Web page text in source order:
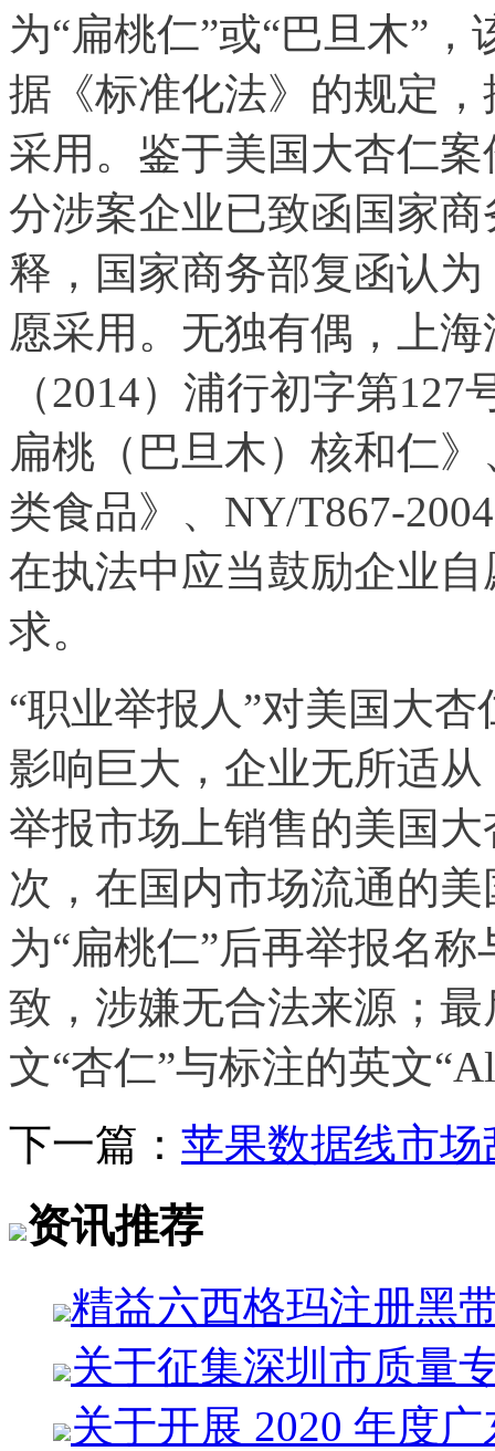
为“扁桃仁”或“巴旦木”
据《标准化法》的规定
采用。鉴于美国大杏仁
分涉案企业已致函国家
释，国家商务部复函认
愿采用。无独有偶，上
（2014）浦行初字第
扁桃（巴旦木）核和仁
类食品》、NY/T867-
在执法中应当鼓励企业
求。
“职业举报人”对美国大
影响巨大，企业无所适
举报市场上销售的美国
次，在国内市场流通的
为“扁桃仁”后再举报名
致，涉嫌无合法来源；
文“杏仁”与标注的英文
下一篇： 苹果数据线市
资讯推荐
精益六西格玛注册黑
关于征集深圳市质量
关于开展 2020 年度